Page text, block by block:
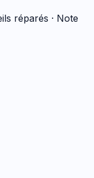
réparés · Note